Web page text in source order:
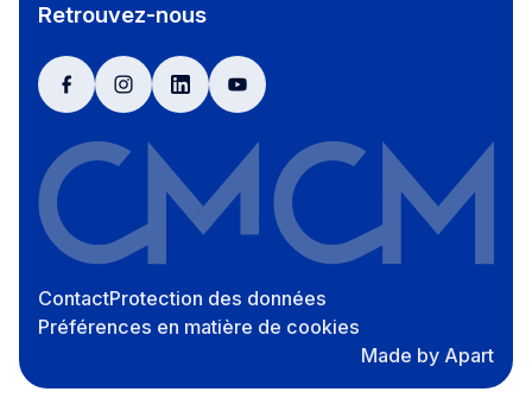
Retrouvez-nous
facebookinstagramlinkedinyoutube
ContactProtection des données
Préférences en matière de cookies
Made by Apart